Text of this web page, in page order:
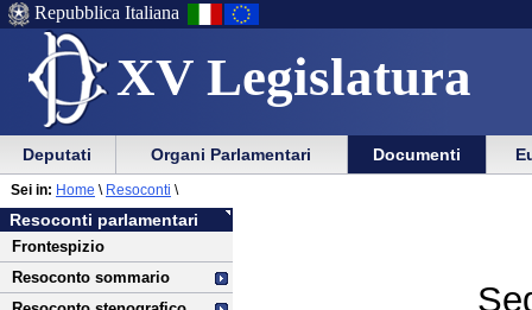
XV Legislatura
Menu
di
ausilio
alla
navigazione
Vai
Menu
di
navigazione
principale
Repubblica Italiana
Menu
di
navigazione
principale
Vai
menu
di
sezione
Deputati Organi Parlamentari Documenti
Vai
al
contenuto
Resoconti parlamentari
Frontespizio
Resoconto sommario
Sei in: Home \ Resoconti \